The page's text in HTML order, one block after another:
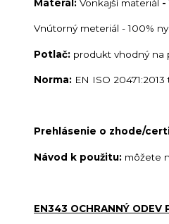
Materál: Vonkajší materiál -
Vnútorný meteriál - 100%
Potlač: produkt vhodný na
Norma: EN ISO
Prehlásenie o zhode/
Návod k použitu: môžete
EN343 OCHRANNÝ ODEV